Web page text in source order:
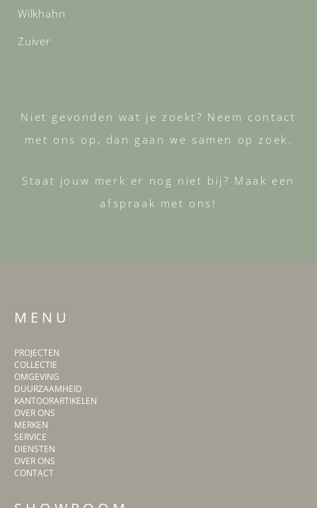
Wilkhahn
Zuiver
Niet gevonden wat je zoekt? Neem contact
met ons op, dan gaan we samen op zoek.
Staat jouw merk er nog niet bij? Maak een
afspraak met ons!
M E N U
PROJECTEN
COLLECTIE
OMGEVING
DUURZAAMHEID
KANTOORARTIKELEN
OVER ONS
MERKEN
SERVICE
DIENSTEN
OVER ONS
CONTACT